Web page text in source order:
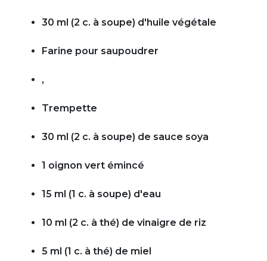
30 ml (2 c. à soupe) d'huile végétale
Farine pour saupoudrer
,
Trempette
30 ml (2 c. à soupe) de sauce soya
1 oignon vert émincé
15 ml (1 c. à soupe) d'eau
10 ml (2 c. à thé) de vinaigre de riz
5 ml (1 c. à thé) de miel